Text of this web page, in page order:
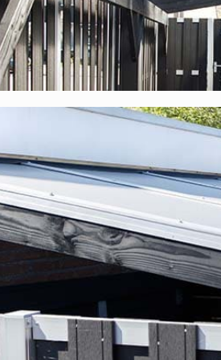
Komplettdach aus
Sie professionelle Qualität zu einem
ausschließlich aus Europa. Des
hagelbeständig
Auflistung aller Artikel, die zu
Stegplatten 16 mm
:
: Mit diesen Profilen werden
: Speziell bei uns
nicht angreifen kann. Unsere
: Speziell bei uns hergestellter
nicht angreifen kann. Unsere
: Verzinkte
: Dient als Abschluss, aber auch,
: Edelstahlschrauben zum